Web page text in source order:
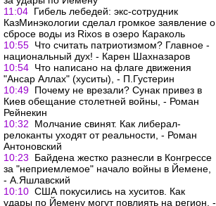
11:04 Гибель лебедей: экс-сотрудник
КазМинэкологии сделал громкое заявление о
сбросе воды из Rixos в озеро Караколь
10:55 Что считать патриотизмом? Главное -
национальный дух! - Карен Шахназаров
10:54 Что написано на флаге движения
"Ансар Аллах" (хуситы), - П.Густерин
10:49 Почему не врезали? Сунак привез в
Киев обещание столетней войны, - Роман
Рейнекин
10:32
Молчание свинят. Как либерал-
релоканты уходят от реальности, - Роман
Антоновский
10:23
Байдена жестко разнесли в Конгрессе
за "неприемлемое" начало войны в Йемене,
- А.Яшлавский
10:10 США покусились на хуситов. Как
удары по Йемену могут повлиять на регион, -